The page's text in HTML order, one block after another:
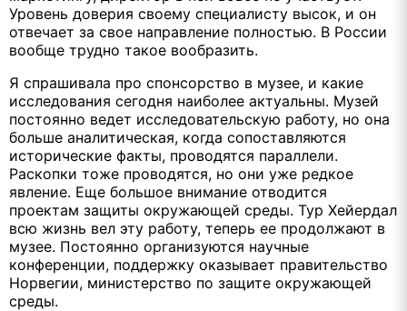
Уровень доверия своему специалисту высок, и он
отвечает за свое направление полностью. В России
вообще трудно такое вообразить.
Я спрашивала про спонсорство в музее, и какие
исследования сегодня наиболее актуальны. Музей
постоянно ведет исследовательскую работу, но она
больше аналитическая, когда сопоставляются
исторические факты, проводятся параллели.
Раскопки тоже проводятся, но они уже редкое
явление. Еще большое внимание отводится
проектам защиты окружающей среды. Тур Хейердал
всю жизнь вел эту работу, теперь ее продолжают в
музее. Постоянно организуются научные
конференции, поддержку оказывает правительство
Норвегии, министерство по защите окружающей
среды.